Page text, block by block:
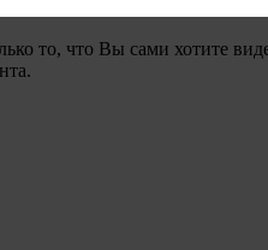
то, что Вы сами хотите